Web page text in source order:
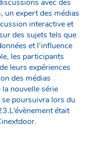
avec des
un expert des médias
interactive et
des sujets tels que
et l’influence
les participants
leurs expériences
des médias
nouvelle série
se poursuivra lors du
était